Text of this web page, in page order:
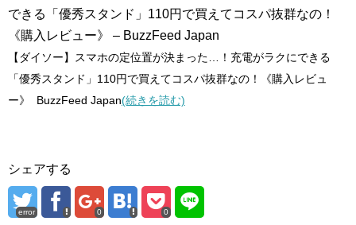
できる「優秀スタンド」110円で買えてコスパ抜群なの！
《購入レビュー》 – BuzzFeed Japan
【ダイソー】スマホの定位置が決まった…！充電がラクにできる
「優秀スタンド」110円で買えてコスパ抜群なの！《購入レビュ
ー》 BuzzFeed Japan(続きを読む)
シェアする
error 0 0